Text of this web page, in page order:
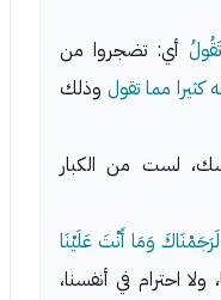
أي: تضجروا من
كثيرا مما تقول وذلك
لست من الكبار
لَرَجَمْنَاكَ وَمَا أَنْتَ عَلَيْنَا
احترام في أنفسنا،